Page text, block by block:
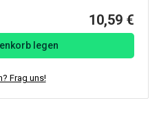
10,59 €
legen
Frag uns!